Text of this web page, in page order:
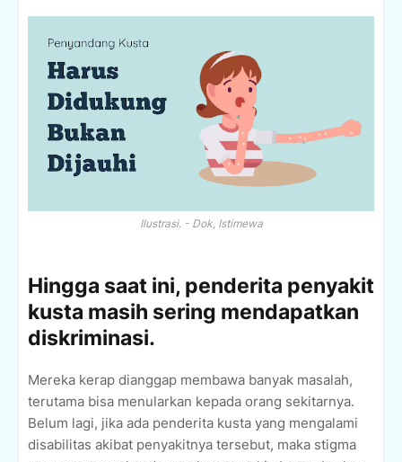
Ilustrasi. - Dok, Istimewa
Hingga saat ini, penderita penyakit
kusta masih sering mendapatkan
diskriminasi.
Mereka kerap dianggap membawa banyak masalah,
terutama bisa menularkan kepada orang sekitarnya.
Belum lagi, jika ada penderita kusta yang mengalami
disabilitas akibat penyakitnya tersebut, maka stigma